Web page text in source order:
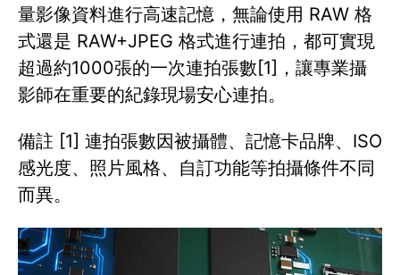
量影像資料進行高速記憶，無論使用 RAW 格
式還是 RAW+JPEG 格式進行連拍，都可實現
超過約1000張的一次連拍張數[1]，讓專業攝
影師在重要的紀錄現場安心連拍。
備註 [1] 連拍張數因被攝體、記憶卡品牌、ISO
感光度、照片風格、自訂功能等拍攝條件不同
而異。